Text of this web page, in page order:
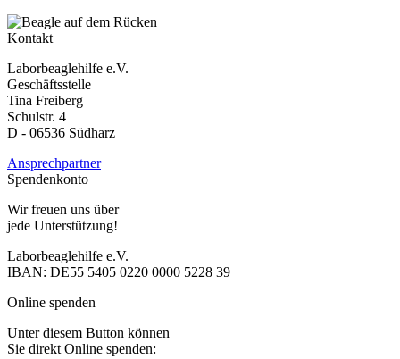
Kontakt
Laborbeaglehilfe e.V.
Geschäftsstelle
Tina Freiberg
Schulstr. 4
D - 06536 Südharz
Ansprechpartner
Spendenkonto
Wir freuen uns über
jede Unterstützung!
Laborbeaglehilfe e.V.
IBAN: DE55 5405 0220 0000 5228 39
Online spenden
Unter diesem Button können
Sie direkt Online spenden: